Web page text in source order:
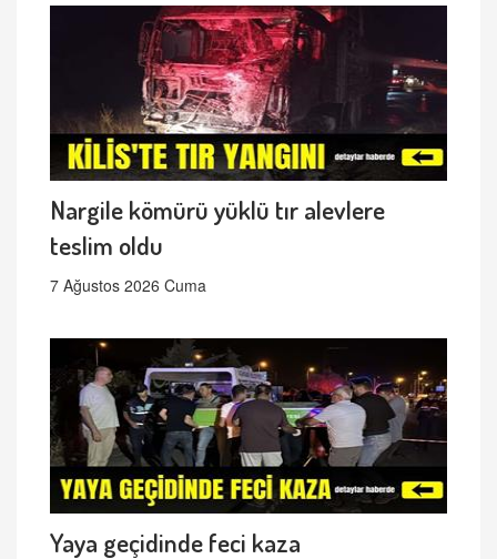
Nargile kömürü yüklü tır alevlere
teslim oldu
7 Ağustos 2026 Cuma
Yaya geçidinde feci kaza